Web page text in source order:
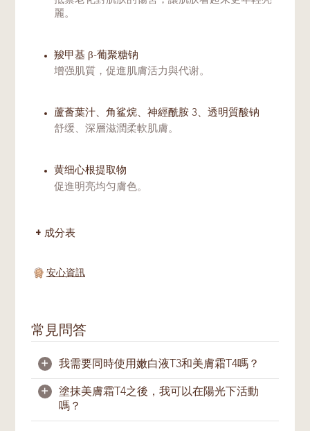
麗。
羧甲基 β-葡聚糖钠
增强肌質，促進肌膚活力與代谢。
蘆薈葉汁、角鲨烷、神經酰胺 3、透明質酸钠
舒缓、深層滋潤柔軟肌膚。
黄细心根提取物
促進明亮均匀膚色。
成分表
安心資訊
常見問答
+ 我需要同時使用嫩白液T3和美膚霜T4嗎？
是的，一般情況下，我們建議您同時使用 嫩白
液T3
+
塗抹美膚霜T4之後，我可以在陽光下活動
嗎？